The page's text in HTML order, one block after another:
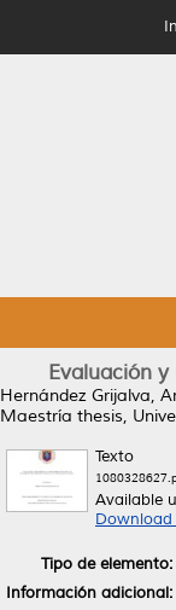
Evaluación
Hernández Grijalva,
Maestría thesis,
Texto
Available
Download
Tipo de elemento:
Información adicional: